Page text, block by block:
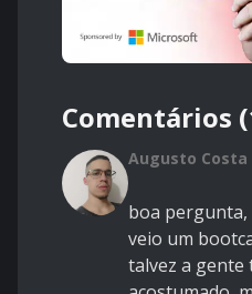
Comentários
Augusto Costa
boa pergunta,
veio um
talvez a gente